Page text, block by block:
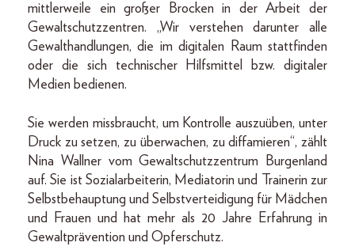
mittlerweile ein großer Brocken in der Arbeit der
Gewaltschutzzentren. „Wir verstehen darunter alle
Gewalthandlungen, die im digitalen Raum stattfinden
oder die sich technischer Hilfsmittel bzw. digitaler
Medien bedienen.
Sie werden missbraucht, um Kontrolle auszuüben, unter
Druck zu setzen, zu überwachen, zu diffamieren“, zählt
Nina Wallner vom Gewaltschutzzentrum Burgenland
auf. Sie ist Sozialarbeiterin, Mediatorin und Trainerin zur
Selbstbehauptung und Selbstverteidigung für Mädchen
und Frauen und hat mehr als 20 Jahre Erfahrung in
Gewaltprävention und Opferschutz.